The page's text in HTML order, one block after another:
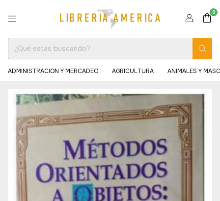
0
ADMINISTRACION Y MERCADEO AGRICULTURA ANIMALES Y